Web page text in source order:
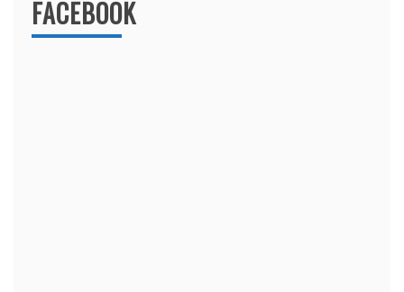
FACEBOOK